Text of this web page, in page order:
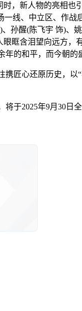
，新人物的亮相也
线、中立区、作战
孙醒(陈飞宇 饰)、
眼眶含泪望向远方
的和平，而今朝的
匠心还原历史，以
于2025年9月30日全